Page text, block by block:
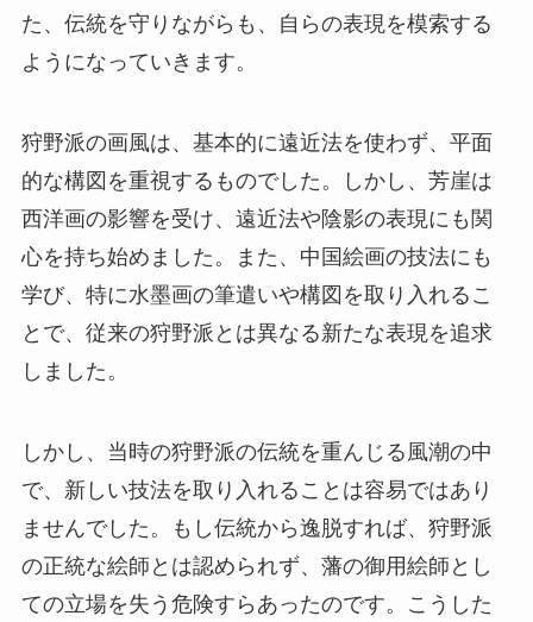
た、伝統を守りながらも、自らの表現を模索する
ようになっていきます。
狩野派の画風は、基本的に遠近法を使わず、平面
的な構図を重視するものでした。しかし、芳崖は
西洋画の影響を受け、遠近法や陰影の表現にも関
心を持ち始めました。また、中国絵画の技法にも
学び、特に水墨画の筆遣いや構図を取り入れるこ
とで、従来の狩野派とは異なる新たな表現を追求
しました。
しかし、当時の狩野派の伝統を重んじる風潮の中
で、新しい技法を取り入れることは容易ではあり
ませんでした。もし伝統から逸脱すれば、狩野派
の正統な絵師とは認められず、藩の御用絵師とし
ての立場を失う危険すらあったのです。こうした